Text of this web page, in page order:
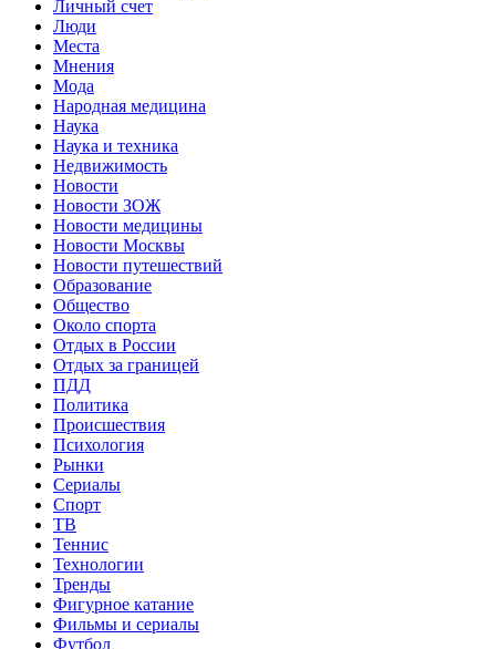
Личный счет
Люди
Места
Мнения
Мода
Народная медицина
Наука
Наука и техника
Недвижимость
Новости
Новости ЗОЖ
Новости медицины
Новости Москвы
Новости путешествий
Образование
Общество
Около спорта
Отдых в России
Отдых за границей
ПДД
Политика
Происшествия
Психология
Рынки
Сериалы
Спорт
ТВ
Теннис
Технологии
Тренды
Фигурное катание
Фильмы и сериалы
Футбол